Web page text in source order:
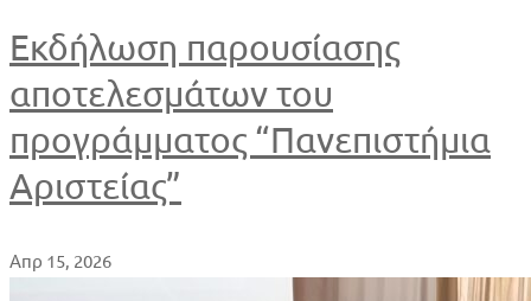
Εκδήλωση παρουσίασης
αποτελεσμάτων του
προγράμματος “Πανεπιστήμια
Αριστείας”
Απρ 15, 2026